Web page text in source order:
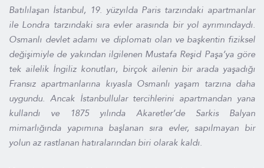
Batılılaşan İstanbul, 19. yüzyılda Paris tarzındaki apartmanlar
ile Londra tarzındaki sıra evler arasında bir yol ayrımındaydı.
Osmanlı devlet adamı ve diplomatı olan ve başkentin fiziksel
değişimiyle de yakından ilgilenen Mustafa Reşid Paşa’ya göre
tek ailelik İngiliz konutları, birçok ailenin bir arada yaşadığı
Fransız apartmanlarına kıyasla Osmanlı yaşam tarzına daha
uygundu. Ancak İstanbullular tercihlerini apartmandan yana
kullandı ve 1875 yılında Akaretler’de Sarkis Balyan
mimarlığında yapımına başlanan sıra evler, sapılmayan bir
yolun az rastlanan hatıralarından biri olarak kaldı.